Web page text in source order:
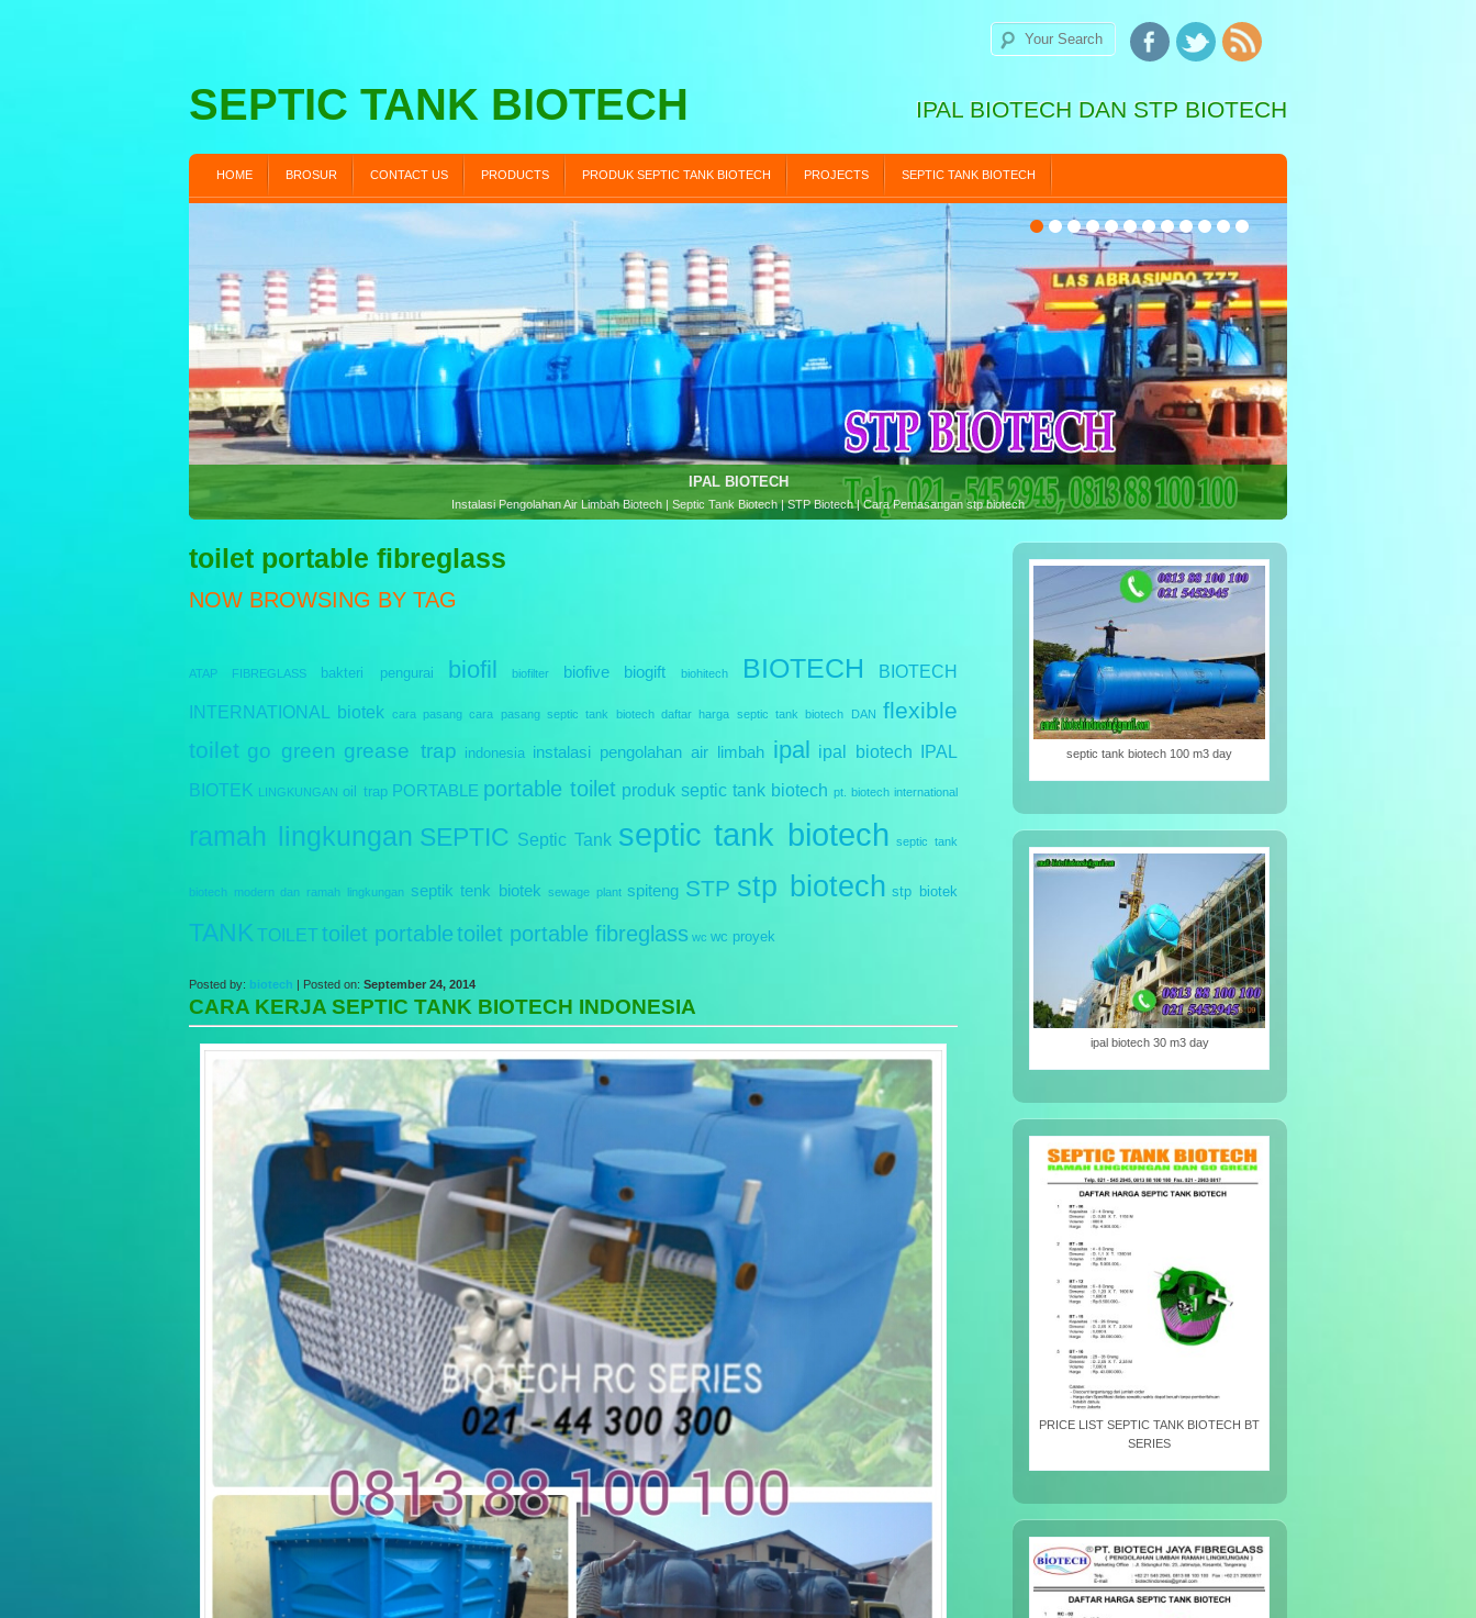
SEPTIC TANK BIOTECH IPAL BIOTECH DAN STP BIOTECH
HOME BROSUR CONTACT US PRODUCTS PRODUK SEPTIC TANK BIOTECH PROJECTS SEPTIC TANK BIOTECH
STP BIOTECH
Sewage treatment Plant Biotech | Septic Tank Biotech RC Series | Cara Pemasangan Septic tank Biotech
toilet portable fibreglass
NOW BROWSING BY TAG
ATAP FIBREGLASS bakteri pengurai biofil biofilter biofive biogift biohitech BIOTECH BIOTECH
INTERNATIONAL biotek cara pasang cara pasang septic tank biotech daftar harga septic tank biotech DAN flexible
toilet go green grease trap indonesia instalasi pengolahan air limbah ipal ipal biotech IPAL
BIOTEK LINGKUNGAN oil trap PORTABLE portable toilet produk septic tank biotech pt. biotech international
ramah lingkungan SEPTIC Septic Tank septic tank biotech septic tank
biotech modern dan ramah lingkungan septik tenk biotek sewage plant spiteng STP stp biotech stp biotek
TANK TOILET toilet portabletoilet portable fibreglass wc wc proyek
Posted by: biotech | Posted on: September 24, 2014
CARA KERJA SEPTIC TANK BIOTECH INDONESIA
septic tank biotech 100 m3 day
ipal biotech 30 m3 day
PRICE LIST SEPTIC TANK BIOTECH BT
SERIES